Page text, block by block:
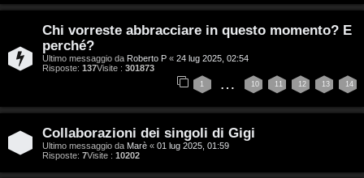
p
o
s
Chi vorreste abbracciare in questo momento? E
perché?
Ultimo messaggio da Roberto P « 24 lug 2025, 02:54
Risposte: 137Visite : 301873
1 … 10 11 12 13 14
Collaborazioni dei singoli di Gigi
Ultimo messaggio da Marè « 01 lug 2025, 01:59
Risposte: 7Visite : 10202
o
t
i
n